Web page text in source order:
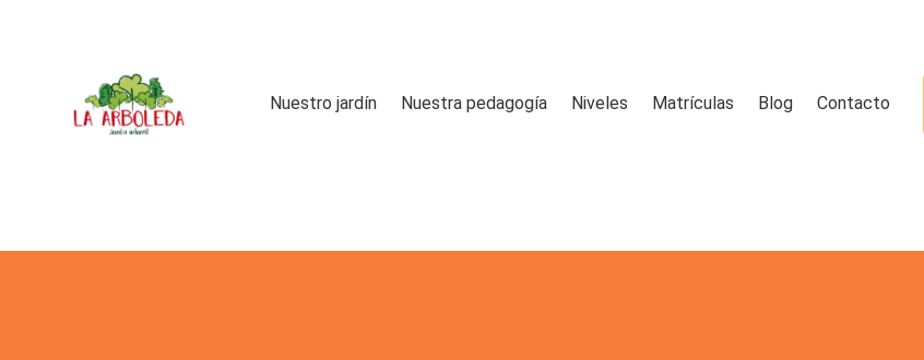
Nuestro jardín Nuestra pedagogía Niveles Matrículas Blog Contacto